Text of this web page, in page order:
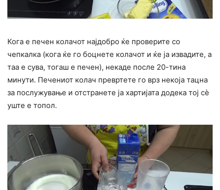
Кога е печен колачот најдобро ќе проверите со
чепкалка (кога ќе го боцнете колачот и ќе ја извадите, а
таа е сува, тогаш е печен), некаде после 20-тина
минути. Печениот колач превртете го врз некоја тацна
за послужување и отстранете ја хартијата додека тој сè
уште е топол.